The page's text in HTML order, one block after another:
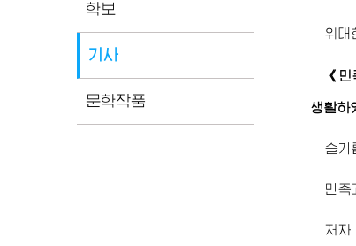
학보
기사
문학작품
위대
《
생활하
슬기
민족
저자